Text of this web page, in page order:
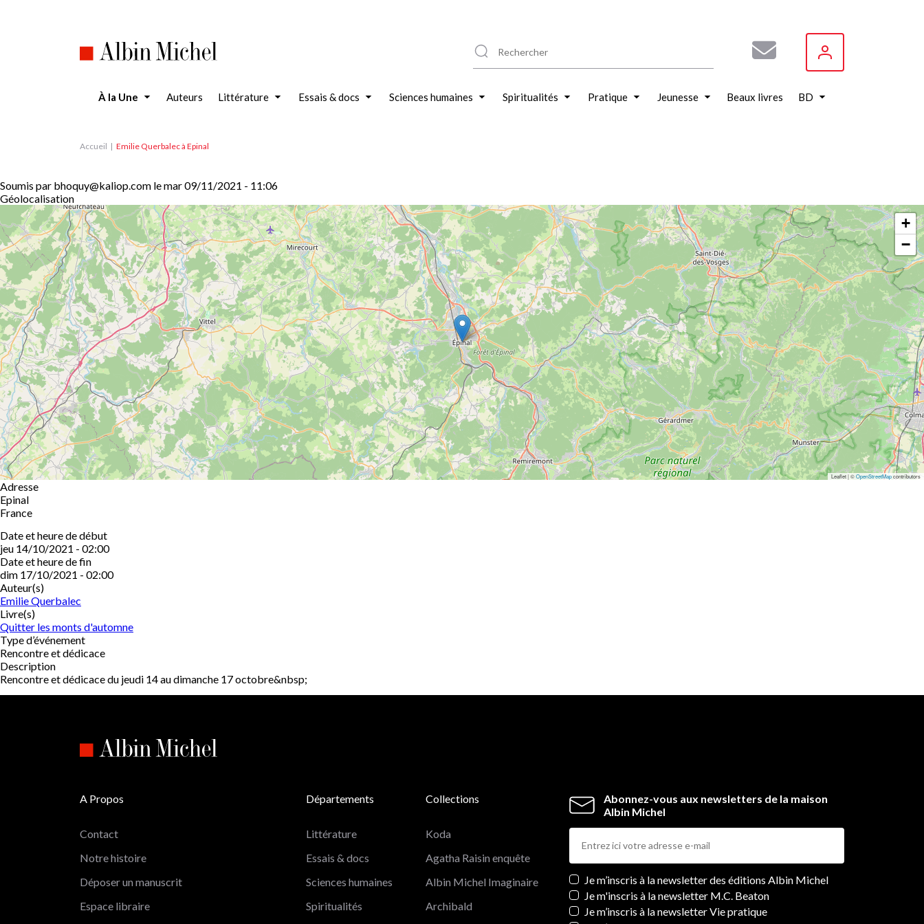
À la Une Auteurs Littérature Essais & docs Sciences humaines Spiritualités Pratique Jeunesse Beaux livres BD
Accueil Emilie Querbalec à Epinal
Soumis par bhoquy@kaliop.com lemar 09/11/2021 - 11:06
Géolocalisation
+
−
Leaflet | ©OpenStreetMapcontributors
Adresse
Epinal
France
Date et heure de début
jeu 14/10/2021 - 02:00
Date et heure de fin
dim 17/10/2021 - 02:00
Auteur(s)
Emilie Querbalec
Livre(s)
Quitter les monts d'automne
Type d’événement
Rencontre et dédicace
Description
Rencontre et dédicace du jeudi 14 au dimanche 17 octobre&nbsp;
Abonnez-vous aux newsletters de la maison
Albin Michel
Newsletters
Je m’inscris à la newsletter des éditions Albin Michel
Je m'inscris à la newsletter M.C. Beaton
Je m’inscris à la newsletter Vie pratique
A Propos
Contact
Notre histoire
Déposer un manuscrit
Espace libraire
Départements
Littérature
Essais & docs
Sciences humaines
Spiritualités
Collections
Koda
Agatha Raisin enquête
Albin Michel Imaginaire
Archibald